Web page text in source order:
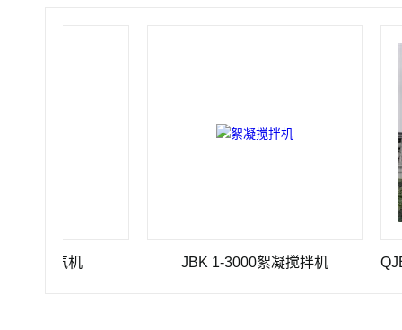
JBK 1-3000絮凝搅拌机